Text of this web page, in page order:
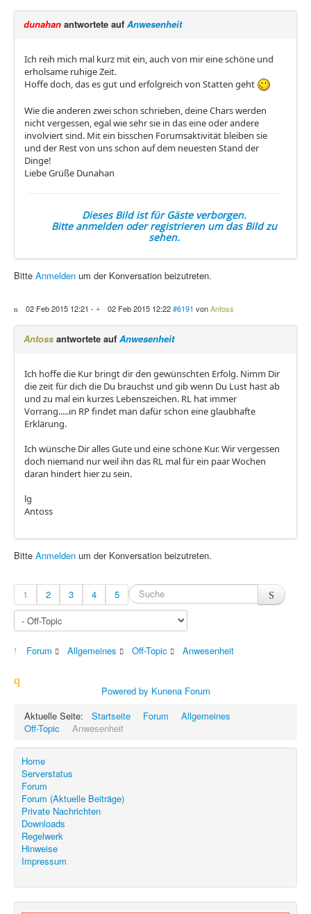
dunahan antwortete auf Anwesenheit
Ich reih mich mal kurz mit ein, auch von mir eine schöne und
erholsame ruhige Zeit.
Hoffe doch, das es gut und erfolgreich von Statten geht
Wie die anderen zwei schon schrieben, deine Chars werden
nicht vergessen, egal wie sehr sie in das eine oder andere
involviert sind. Mit ein bisschen Forumsaktivität bleiben sie
und der Rest von uns schon auf dem neuesten Stand der
Dinge!
Liebe Grüße Dunahan
Dieses Bild ist für Gäste verborgen.
Bitte anmelden oder registrieren um das Bild zu
sehen.
Bitte Anmelden um der Konversation beizutreten.
02 Feb 2015 12:21 - 02 Feb 2015 12:22#6191 vonAntoss
Antoss antwortete auf Anwesenheit
Ich hoffe die Kur bringt dir den gewünschten Erfolg. Nimm Dir
die zeit für dich die Du brauchst und gib wenn Du Lust hast ab
und zu mal ein kurzes Lebenszeichen. RL hat immer
Vorrang.....in RP findet man dafür schon eine glaubhafte
Erklärung.
Ich wünsche Dir alles Gute und eine schöne Kur. Wir vergessen
doch niemand nur weil ihn das RL mal für ein paar Wochen
daran hindert hier zu sein.
lg
Antoss
Bitte Anmelden um der Konversation beizutreten.
1 2 3 4 5
Forum Allgemeines Off-Topic Anwesenheit
Powered by Kunena Forum
Aktuelle Seite:
Startseite Forum
Allgemeines
Off-Topic
Anwesenheit
Home
Serverstatus
Forum
Forum (Aktuelle Beiträge)
Private Nachrichten
Downloads
Regelwerk
Hinweise
Impressum